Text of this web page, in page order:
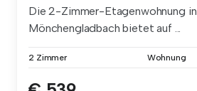
Die 2-Zimmer-Etagenwohnung in
Mönchengladbach bietet auf ...
2 Zimmer Wohnung